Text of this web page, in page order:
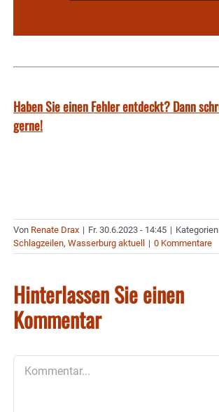
Haben Sie einen Fehler entdeckt? Dann
gerne!
Von Renate Drax | Fr. 30.6.2023 - 14:45 |
Schlagzeilen, Wasserburg aktuell | 0 Kommentare
Hinterlassen Sie einen
Kommentar